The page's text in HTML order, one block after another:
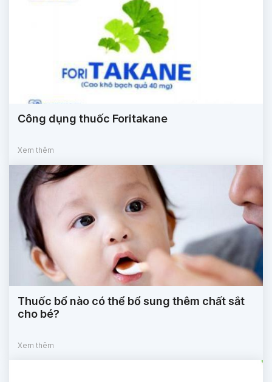
Công dụng thuốc Foritakane
Xem thêm
Thuốc bổ nào có thể bổ sung thêm chất sắt
cho bé?
Xem thêm